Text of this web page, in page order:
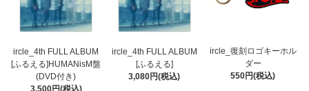
ircle_4th FULL ALBUM
[ふるえる]HUMANisM盤
(DVD付き)
3,500円(税込)
ircle_4th FULL ALBUM
[ふるえる]
3,080円(税込)
ircle_復刻ロゴキーホル
ダー
550円(税込)